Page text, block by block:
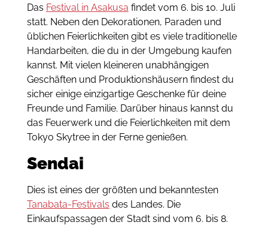
Das Festival in Asakusa findet vom 6. bis 10. Juli
statt. Neben den Dekorationen, Paraden und
üblichen Feierlichkeiten gibt es viele traditionelle
Handarbeiten, die du in der Umgebung kaufen
kannst. Mit vielen kleineren unabhängigen
Geschäften und Produktionshäusern findest du
sicher einige einzigartige Geschenke für deine
Freunde und Familie. Darüber hinaus kannst du
das Feuerwerk und die Feierlichkeiten mit dem
Tokyo Skytree in der Ferne genießen.
Sendai
Dies ist eines der größten und bekanntesten
Tanabata-Festivals des Landes. Die
Einkaufspassagen der Stadt sind vom 6. bis 8.